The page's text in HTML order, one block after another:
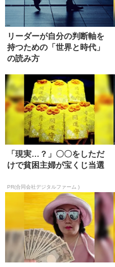
リーダーが自分の判断軸を
持つための「世界と時代」
の読み方
「現実…？」〇〇をしただ
けで貧困主婦が宝くじ当選
PR(合同会社デジタルファーム )